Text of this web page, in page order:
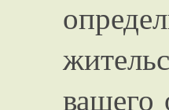
вашего